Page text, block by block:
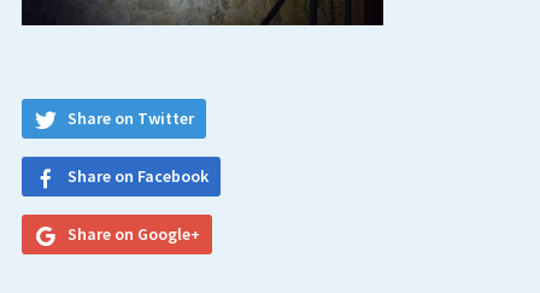
Share on Twitter
Share on Facebook
Share on Google+